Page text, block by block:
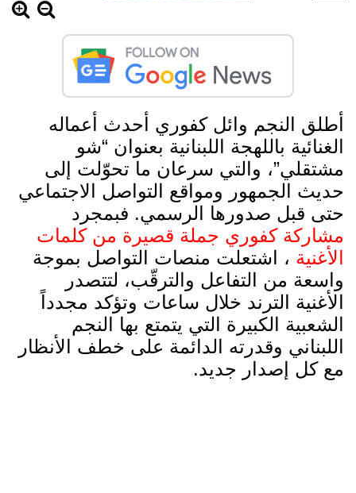
أطلق النجم وائل كفوري أحدث أعماله
الغنائية باللهجة اللبنانية بعنوان “شو
مشتقلي”، والتي سرعان ما تحوّلت إلى
حديث الجمهور ومواقع التواصل الاجتماعي
حتى قبل صدورها الرسمي. فبمجرد
مشاركة كفوري جملة قصيرة من كلمات
الأغنية ، اشتعلت منصات التواصل بموجة
واسعة من التفاعل والترقّب، لتتصدر
الأغنية الترند خلال ساعات وتؤكد مجدداً
الشعبية الكبيرة التي يتمتع بها النجم
اللبناني وقدرته الدائمة على خطف الأنظار
مع كل إصدار جديد.